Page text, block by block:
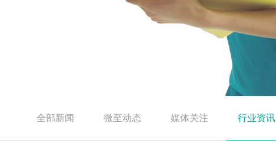
全部新闻 微至动态 媒体关注 行业资讯